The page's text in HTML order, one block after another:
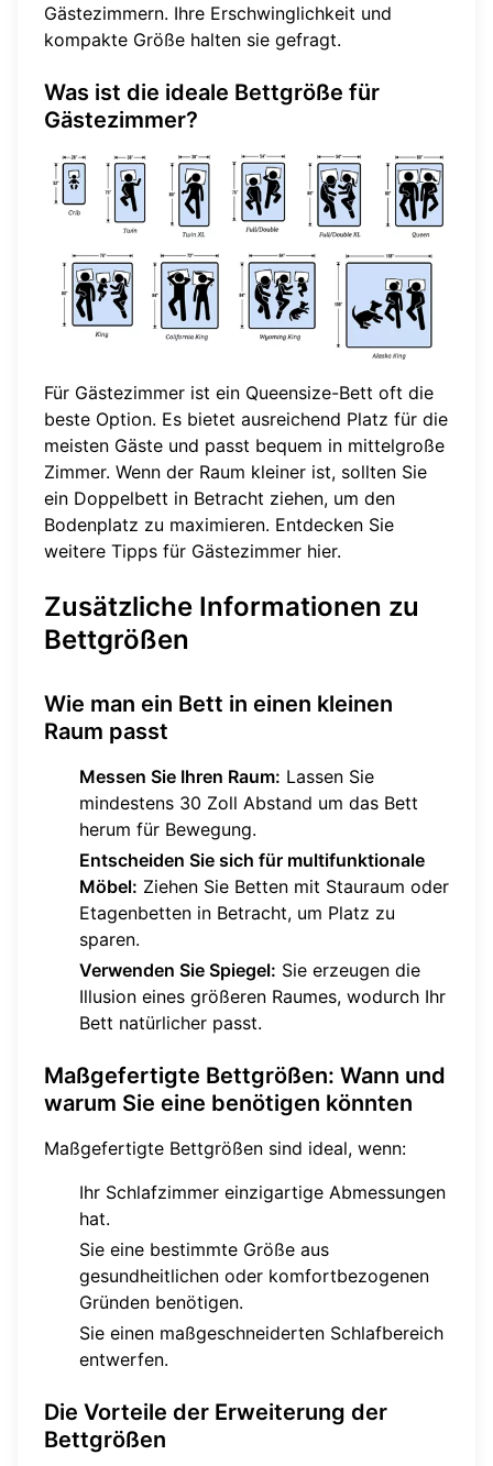
Gästezimmern. Ihre Erschwinglichkeit und
kompakte Größe halten sie gefragt.
Was ist die ideale Bettgröße für
Gästezimmer?
Für Gästezimmer ist ein Queensize-Bett oft die
beste Option. Es bietet ausreichend Platz für die
meisten Gäste und passt bequem in mittelgroße
Zimmer. Wenn der Raum kleiner ist, sollten Sie
ein Doppelbett in Betracht ziehen, um den
Bodenplatz zu maximieren. Entdecken Sie
weitere Tipps für Gästezimmer hier.
Zusätzliche Informationen zu
Bettgrößen
Wie man ein Bett in einen kleinen
Raum passt
Messen Sie Ihren Raum: Lassen Sie
mindestens 30 Zoll Abstand um das Bett
herum für Bewegung.
Entscheiden Sie sich für multifunktionale
Möbel: Ziehen Sie Betten mit Stauraum oder
Etagenbetten in Betracht, um Platz zu
sparen.
Verwenden Sie Spiegel: Sie erzeugen die
Illusion eines größeren Raumes, wodurch Ihr
Bett natürlicher passt.
Maßgefertigte Bettgrößen: Wann und
warum Sie eine benötigen könnten
Maßgefertigte Bettgrößen sind ideal, wenn:
Ihr Schlafzimmer einzigartige Abmessungen
hat.
Sie eine bestimmte Größe aus
gesundheitlichen oder komfortbezogenen
Gründen benötigen.
Sie einen maßgeschneiderten Schlafbereich
entwerfen.
Die Vorteile der Erweiterung der
Bettgrößen